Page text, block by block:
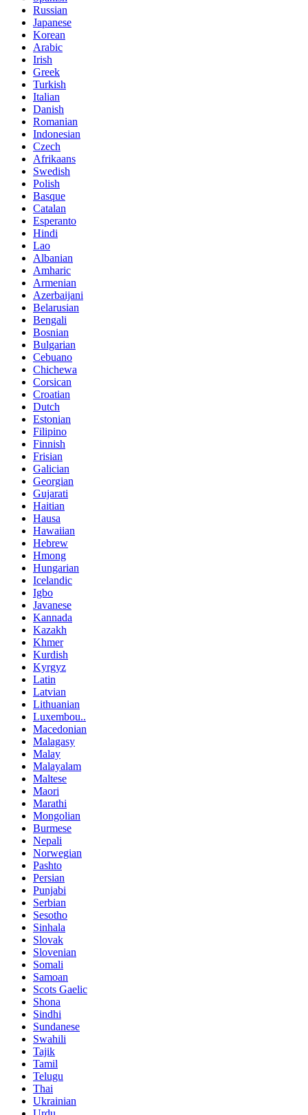
Russian
Japanese
Korean
Arabic
Irish
Greek
Turkish
Italian
Danish
Romanian
Indonesian
Czech
Afrikaans
Swedish
Polish
Basque
Catalan
Esperanto
Hindi
Lao
Albanian
Amharic
Armenian
Azerbaijani
Belarusian
Bengali
Bosnian
Bulgarian
Cebuano
Chichewa
Corsican
Croatian
Dutch
Estonian
Filipino
Finnish
Frisian
Galician
Georgian
Gujarati
Haitian
Hausa
Hawaiian
Hebrew
Hmong
Hungarian
Icelandic
Igbo
Javanese
Kannada
Kazakh
Khmer
Kurdish
Kyrgyz
Latin
Latvian
Lithuanian
Luxembou..
Macedonian
Malagasy
Malay
Malayalam
Maltese
Maori
Marathi
Mongolian
Burmese
Nepali
Norwegian
Pashto
Persian
Punjabi
Serbian
Sesotho
Sinhala
Slovak
Slovenian
Somali
Samoan
Scots Gaelic
Shona
Sindhi
Sundanese
Swahili
Tajik
Tamil
Telugu
Thai
Ukrainian